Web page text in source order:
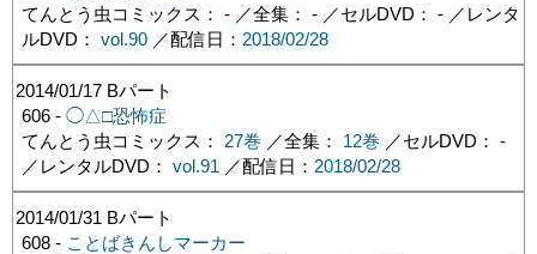
てんとう虫コミックス： - ／全集： - ／セルDVD： - ／レンタ
ルDVD： vol.90／配信日： 2018/02/28
2014/01/17 Bパート
606 - ◯△□恐怖症
てんとう虫コミックス： 27巻 ／全集： 12巻 ／セルDVD： -
／レンタルDVD： vol.91 ／配信日： 2018/02/28
2014/01/31 Bパート
608 - ことばきんしマーカー